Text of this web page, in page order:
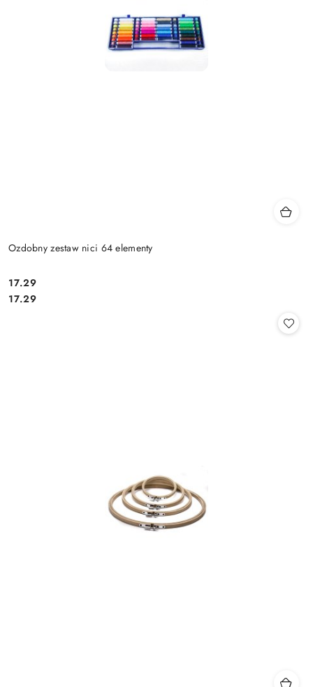
Ozdobny zestaw nici 64 elementy
Cena:
17.29
Cena:
17.29